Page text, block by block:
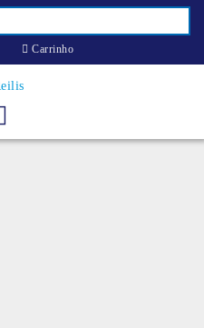
Carrinho